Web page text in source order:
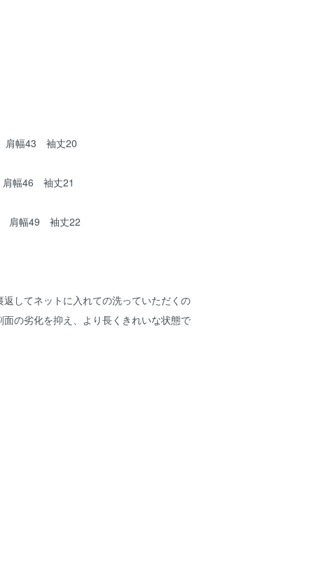
幅43 袖丈20
幅46 袖丈21
肩幅49 袖丈22
返してネットに入れての洗っていただくの
の劣化を抑え、より長くきれいな状態で